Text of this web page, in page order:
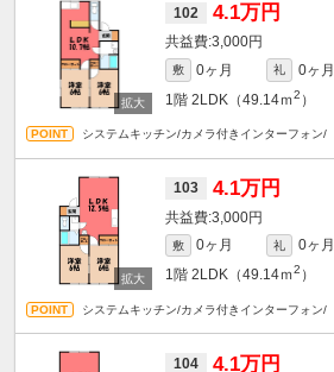
102 4.1万円
3,000円
敷 0ヶ月 礼
0ヶ月
1階 2LDK（49.14ｍ2 ）
システムキッチン/カメラ付きインターフォン/
103 4.1万円
3,000円
敷 0ヶ月 礼
0ヶ月
1階 2LDK（49.14ｍ2 ）
システムキッチン/カメラ付きインターフォン/
104 4.1万円